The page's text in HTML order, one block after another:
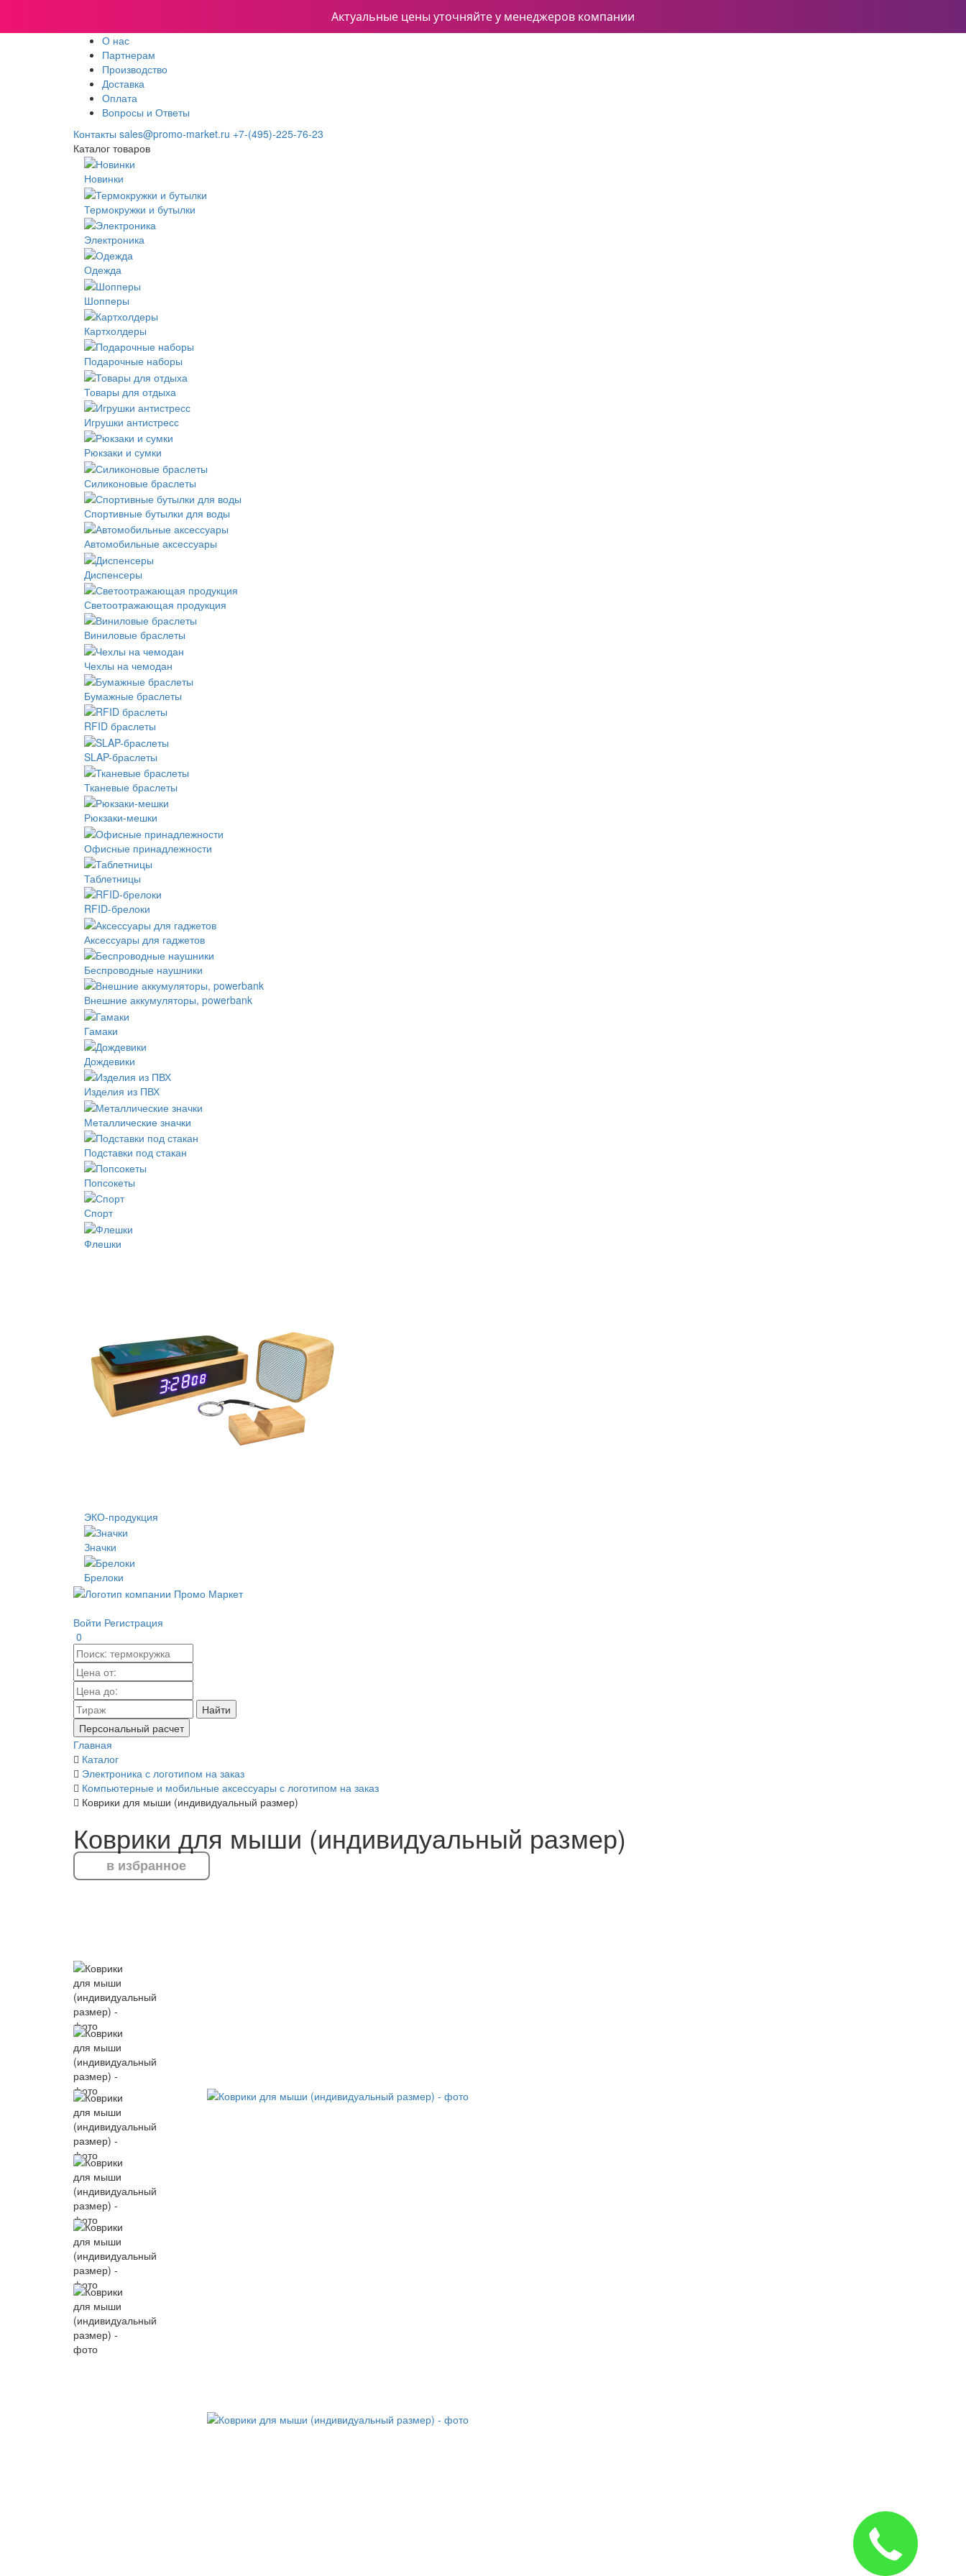
Актуальные цены уточняйте у менеджеров компании
О нас
Партнерам
Производство
Доставка
Оплата
Вопросы и Ответы
Контакты sales@promo-market.ru +7-(495)-225-76-23
Каталог товаров
Новинки
Термокружки и бутылки
Электроника
Одежда
Шопперы
Картхолдеры
Подарочные наборы
Товары для отдыха
Игрушки антистресс
Рюкзаки и сумки
Силиконовые браслеты
Спортивные бутылки для воды
Автомобильные аксессуары
Диспенсеры
Светоотражающая продукция
Виниловые браслеты
Чехлы на чемодан
Бумажные браслеты
RFID браслеты
SLAP-браслеты
Тканевые браслеты
Рюкзаки-мешки
Офисные принадлежности
Таблетницы
RFID-брелоки
Аксессуары для гаджетов
Беспроводные наушники
Внешние аккумуляторы, powerbank
Гамаки
Дождевики
Изделия из ПВХ
Металлические значки
Подставки под стакан
Попсокеты
Спорт
Флешки
ЭКО-продукция
Значки
Брелоки
Войти Регистрация
0
Найти
Персональный расчет
Главная
Каталог
Электроника с логотипом на заказ
Компьютерные и мобильные аксессуары с логотипом на заказ
Коврики для мыши (индивидуальный размер)
Коврики для мыши (индивидуальный размер)
в избранное